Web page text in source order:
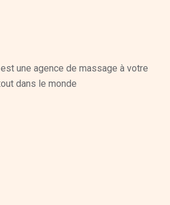
une agence de massage à votre
dans le monde